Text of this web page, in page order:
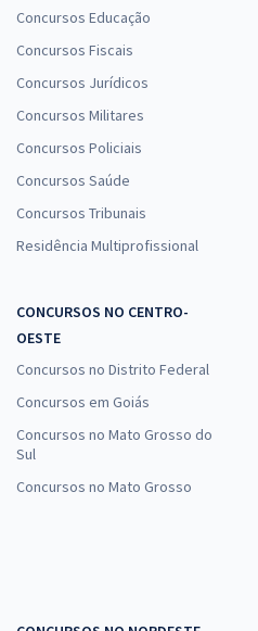
Concursos Educação
Concursos Fiscais
Concursos Jurídicos
Concursos Militares
Concursos Policiais
Concursos Saúde
Concursos Tribunais
Residência Multiprofissional
CONCURSOS NO CENTRO-
OESTE
Concursos no Distrito Federal
Concursos em Goiás
Concursos no Mato Grosso do
Sul
Concursos no Mato Grosso